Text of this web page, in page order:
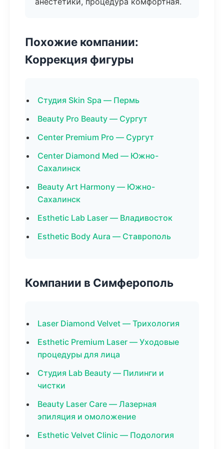
Похожие компании:
Коррекция фигуры
Студия Skin Spa — Пермь
Beauty Pro Beauty — Сургут
Center Premium Pro — Сургут
Center Diamond Med — Южно-
Сахалинск
Beauty Art Harmony — Южно-
Сахалинск
Esthetic Lab Laser — Владивосток
Esthetic Body Aura — Ставрополь
Компании в Симферополь
Laser Diamond Velvet — Трихология
Esthetic Premium Laser — Уходовые
процедуры для лица
Студия Lab Beauty — Пилинги и
чистки
Beauty Laser Care — Лазерная
эпиляция и омоложение
Esthetic Velvet Clinic — Подология